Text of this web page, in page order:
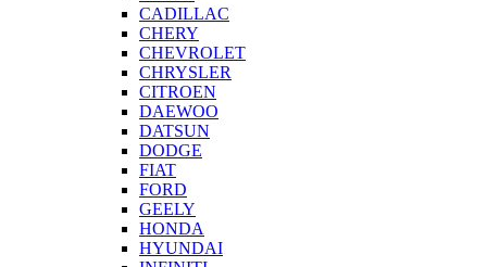
CADILLAC
CHERY
CHEVROLET
CHRYSLER
CITROEN
DAEWOO
DATSUN
DODGE
FIAT
FORD
GEELY
HONDA
HYUNDAI